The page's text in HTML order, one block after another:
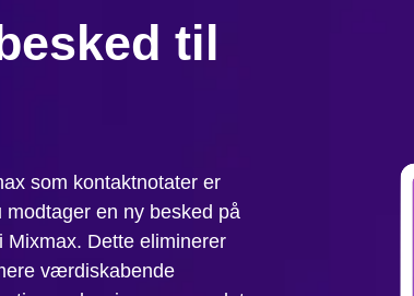
til
som kontaktnotater er
en ny besked på
Mixmax. Dette eliminerer
værdiskabende